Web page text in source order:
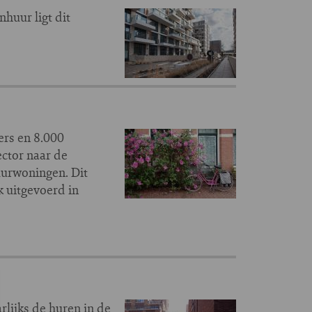
ligt dit
en 8.000
naar de
Dit
uitgevoerd in
de huren in de